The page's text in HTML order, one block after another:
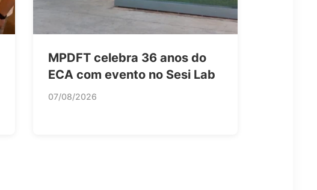
MPDFT celebra 36 anos do
ECA com evento no Sesi Lab
07/08/2026